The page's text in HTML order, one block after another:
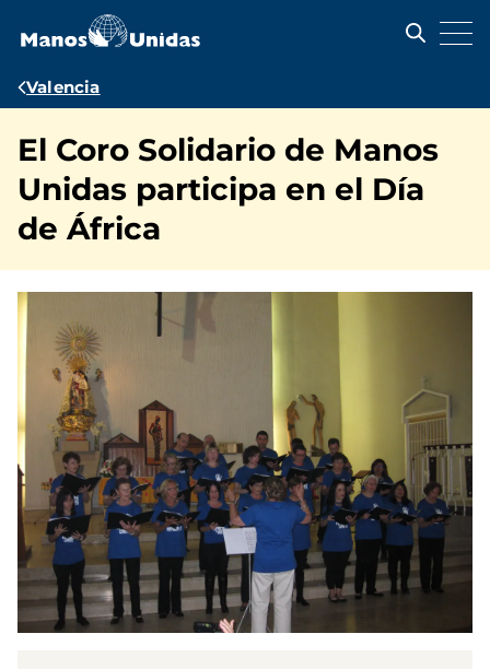
contenido
Ruta
navegación
Valencia
El Coro Solidario de Manos
Unidas participa en el Día
de África